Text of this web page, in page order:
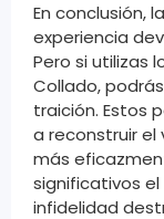
En conclusión,
experiencia
Pero si utilizas
Collado,
traición. Estos
a reconstruir el
más
significativos
infidelidad